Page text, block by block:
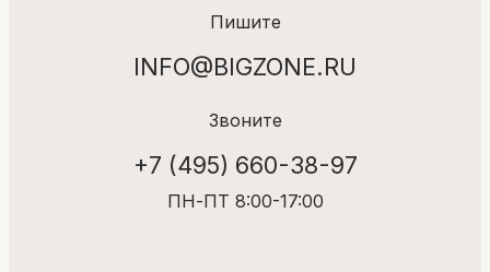
Пишите
INFO@BIGZONE.RU
Звоните
+7 (495) 660-38-97
ПН-ПТ 8:00-17:00